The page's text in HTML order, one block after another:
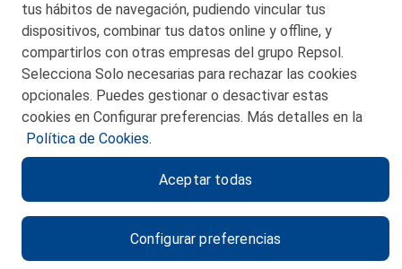
CONTACTO
MAPA WEB
POLITICA DE PRIVACIDAD
POLITICA DE COOKIES
CANAL DE ÉTICA
tus hábitos de navegación, pudiendo vincular tus
dispositivos, combinar tus datos online y offline, y
compartirlos con otras empresas del grupo Repsol.
Selecciona Solo necesarias para rechazar las cookies
opcionales. Puedes gestionar o desactivar estas
cookies en Configurar preferencias. Más detalles en la
Política de Cookies.
Configurar preferencias
Aceptar todas